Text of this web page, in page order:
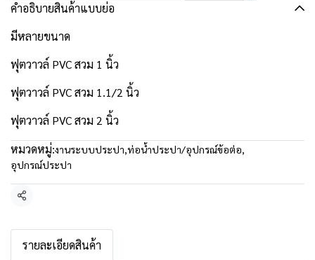
คำอธิบายสินค้าแบบย่อ
มีหลายขนาด
ฟุตวาวล์ PVC สวม 1 นิ้ว
ฟุตวาวล์ PVC สวม 1.1/2 นิ้ว
ฟุตวาวล์ PVC สวม 2 นิ้ว
หมวดหมู่:งานระบบประปา,ท่อน้ำประปา/อุปกรณ์ข้อต่อ,
อุปกรณ์ประปา
แชร์
รายละเอียดสินค้า